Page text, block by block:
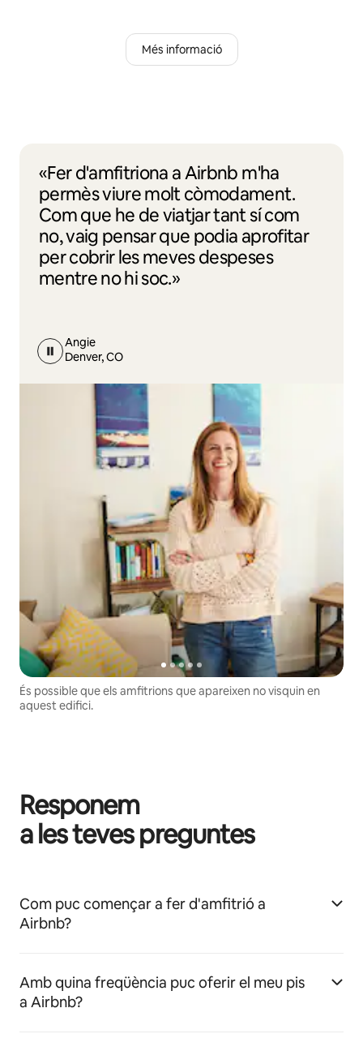
Més informació
«Fer d'amfitriona a Airbnb m'ha
permès viure molt còmodament.
Com que he de viatjar tant sí com
no, vaig pensar que podia aprofitar
per cobrir les meves despeses
mentre no hi soc.»
Angie
Denver, CO
És possible que els amfitrions que apareixen no visquin en
aquest edifici.
Responem
a les teves preguntes
Com puc començar a fer d'amfitrió a
Airbnb?
Amb quina freqüència puc oferir el meu pis
a Airbnb?